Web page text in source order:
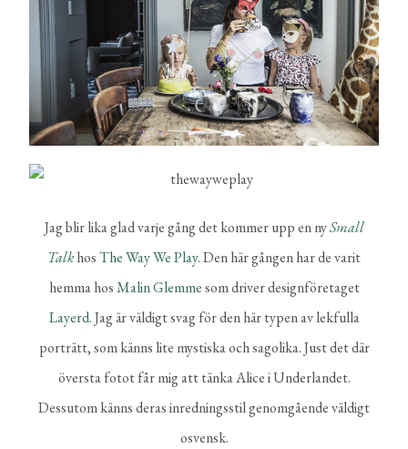
Jag blir lika glad varje gång det kommer upp en nySmall
TalkhosThe Way We Play. Den här gången har de varit
hemma hosMalin Glemmesom driver designföretaget
Layerd.Jag är väldigt svag för den här typen av lekfulla
porträtt, som känns lite mystiska och sagolika. Just det där
översta fotot får mig att tänka Alice i Underlandet.
Dessutom känns deras inredningsstil genomgående väldigt
osvensk.